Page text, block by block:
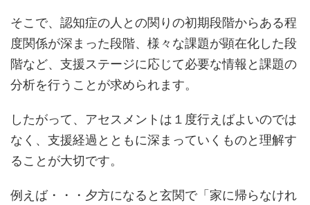
そこで、認知症の人との関りの初期段階からある程
度関係が深まった段階、様々な課題が顕在化した段
階など、支援ステージに応じて必要な情報と課題の
分析を行うことが求められます。
したがって、アセスメントは１度行えばよいのでは
なく、支援経過とともに深まっていくものと理解す
ることが大切です。
例えば・・・夕方になると玄関で「家に帰らなけれ